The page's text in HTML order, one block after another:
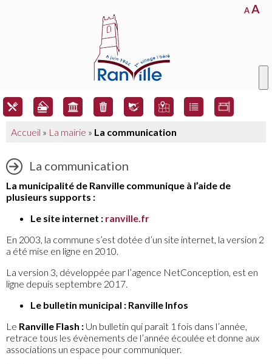
AA
Accueil » La mairie » La communication
La communication
La municipalité de Ranville communique à l’aide de
plusieurs supports :
Le site internet : ranville.fr
En 2003, la commune s’est dotée d’un site internet, la version 2
a été mise en ligne en 2010.
La version 3, développée par l’agence NetConception, est en
ligne depuis septembre 2017.
Le bulletin municipal : Ranville Infos
Le Ranville Flash : Un bulletin qui paraît 1 fois dans l’année,
retrace tous les évènements de l’année écoulée et donne aux
associations un espace pour communiquer.